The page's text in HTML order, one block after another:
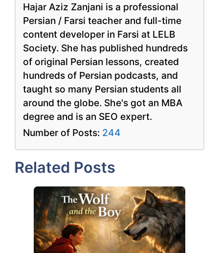
Hajar Aziz Zanjani is a professional
Persian / Farsi teacher and full-time
content developer in Farsi at LELB
Society. She has published hundreds
of original Persian lessons, created
hundreds of Persian podcasts, and
taught so many Persian students all
around the globe. She's got an MBA
degree and is an SEO expert.
Number of Posts: 244
Related Posts